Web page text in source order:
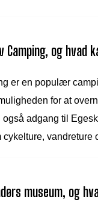
Camping, og hvad
er en populær
for at
adgang til
cykelture, vandreture
museum, og